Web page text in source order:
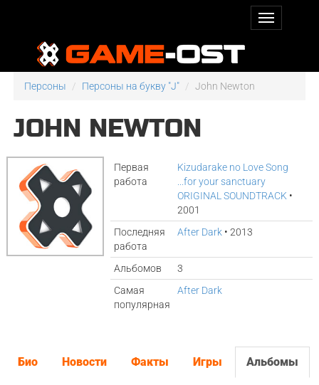
Персоны Персоны на букву "J" John Newton
JOHN NEWTON
Первая
работа
Kizudarake no Love Song
...for your sanctuary
ORIGINAL SOUNDTRACK •
2001
Последняя
работа
After Dark • 2013
Альбомов
3
Самая
популярная
After Dark
Био Новости Факты Игры Альбомы